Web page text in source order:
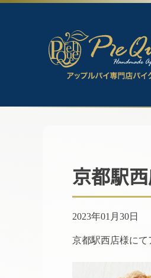
京都駅
2023年01月30日
京都駅西店様に